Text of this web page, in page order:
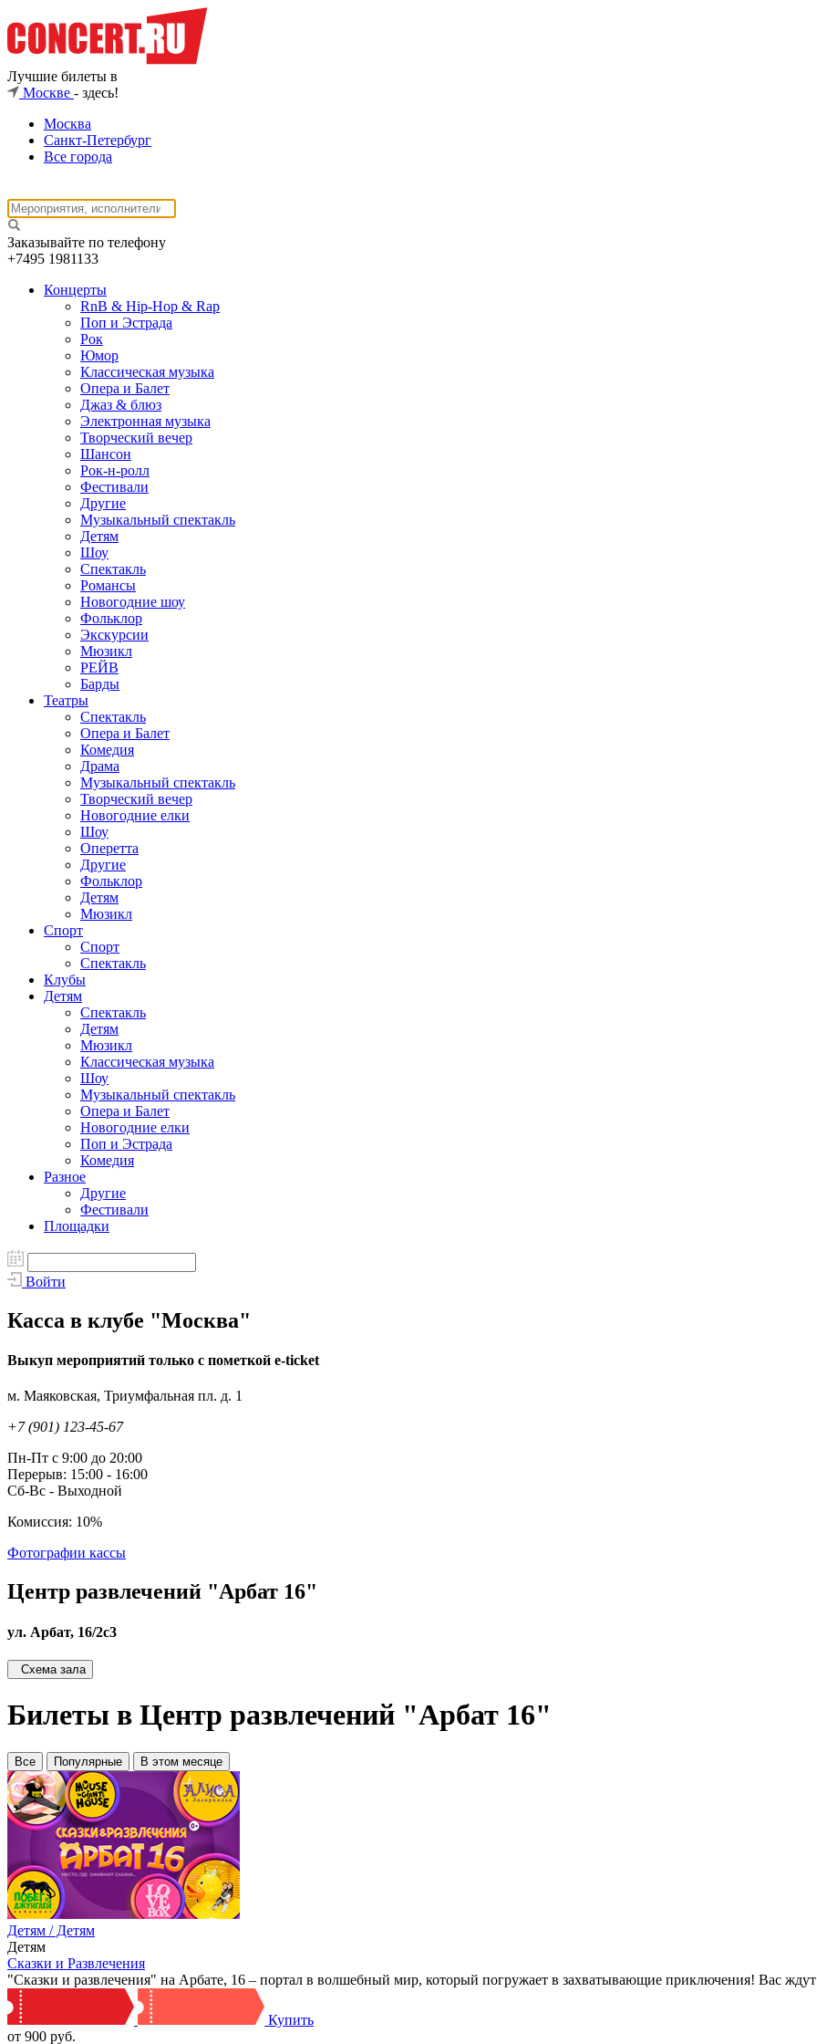
Лучшие билеты в
Москве - здесь!
Москва
Санкт-Петербург
Все города
Заказывайте по телефону
+7495 1981133
Концерты
RnB & Hip-Hop & Rap
Поп и Эстрада
Рок
Юмор
Классическая музыка
Опера и Балет
Джаз & блюз
Электронная музыка
Творческий вечер
Шансон
Рок-н-ролл
Фестивали
Другие
Музыкальный спектакль
Детям
Шоу
Спектакль
Романсы
Новогодние шоу
Фольклор
Экскурсии
Мюзикл
РЕЙВ
Барды
Театры
Спектакль
Опера и Балет
Комедия
Драма
Музыкальный спектакль
Творческий вечер
Новогодние елки
Шоу
Оперетта
Другие
Фольклор
Детям
Мюзикл
Спорт
Спорт
Спектакль
Клубы
Детям
Спектакль
Детям
Мюзикл
Классическая музыка
Шоу
Музыкальный спектакль
Опера и Балет
Новогодние елки
Поп и Эстрада
Комедия
Разное
Другие
Фестивали
Площадки
Войти
Касса в клубе "Москва"
Выкуп мероприятий только с пометкой e-ticket
м. Маяковская, Триумфальная пл. д. 1
+7 (901) 123-45-67
Пн-Пт с 9:00 до 20:00
Перерыв: 15:00 - 16:00
Сб-Вс - Выходной
Комиссия: 10%
Фотографии кассы
Центр развлечений "Арбат 16"
ул. Арбат, 16/2с3
Схема зала
Билеты в Центр развлечений "Арбат 16"
Все Популярные В этом месяце
Детям / Детям
Детям
Сказки и Развлечения
"Сказки и развлечения" на Арбате, 16 – портал в волшебный мир, который погружает в захватывающие приключения! Вас
Купить
от 900 руб.